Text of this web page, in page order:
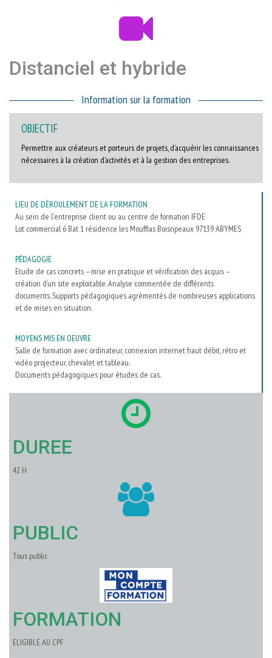
Distanciel et hybride
Information sur la formation
OBJECTIF
Permettre aux créateurs et porteurs de projets, d’acquérir les connaissances
nécessaires à la création d’activités et à la gestion des entreprises.
LIEU DE DÉROULEMENT DE LA FORMATION
Au sein de l'entreprise client ou au centre de formation IFDE
Lot commercial 6 Bat 1 résidence les Mouffias Boisripeaux 97139 ABYMES
PÉDAGOGIE
Etude de cas concrets – mise en pratique et vérification des acquis –
création d’un site exploitable. Analyse commentée de différents
documents. Supports pédagogiques agrémentés de nombreuses applications
et de mises en situation.
MOYENS MIS EN OEUVRE
Salle de formation avec ordinateur, connexion internet haut débit, rétro et
vidéo projecteur, chevalet et tableau.
Documents pédagogiques pour études de cas.
DUREE
42 H
PUBLIC
Tous public
FORMATION
ELIGIBLE AU CPF